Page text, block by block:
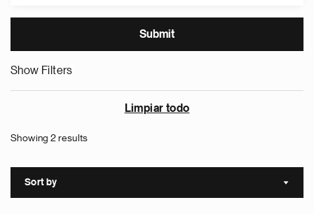
Show Filters
Limpiar todo
Showing 2 results
Sort by Sort